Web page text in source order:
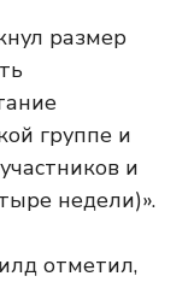
размер
группе и
и
недели)».
отметил,